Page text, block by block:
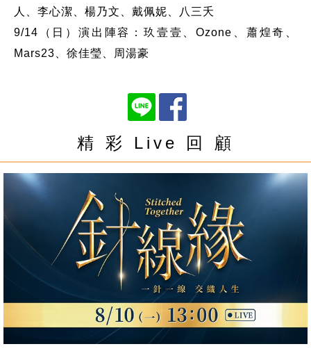
人、李心潔、楊乃文、戴佩妮、八三夭
9/14（日）演出陣容：玖壹壹、Ozone、蕭煌奇、
Mars23、徐佳瑩、周湯豪
精 彩 Live 回 顧